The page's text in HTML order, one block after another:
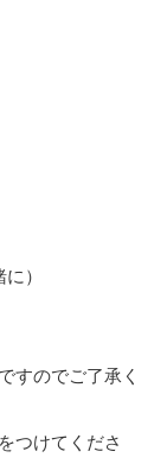
）
すのでご了承く
つけてくださ